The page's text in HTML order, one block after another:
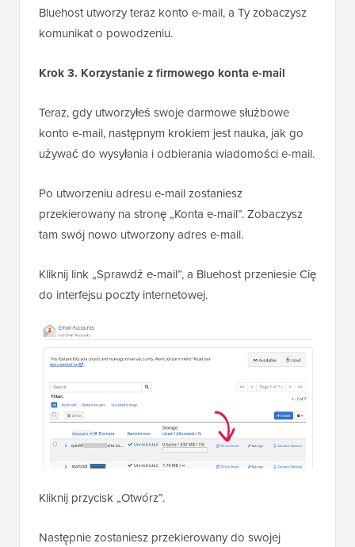
Bluehost utworzy teraz konto e-mail, a Ty zobaczysz
komunikat o powodzeniu.
Krok 3. Korzystanie z firmowego konta e-mail
Teraz, gdy utworzyłeś swoje darmowe służbowe
konto e-mail, następnym krokiem jest nauka, jak go
używać do wysyłania i odbierania wiadomości e-mail.
Po utworzeniu adresu e-mail zostaniesz
przekierowany na stronę „Konta e-mail”. Zobaczysz
tam swój nowo utworzony adres e-mail.
Kliknij link „Sprawdź e-mail”, a Bluehost przeniesie Cię
do interfejsu poczty internetowej.
Kliknij przycisk „Otwórz”.
Następnie zostaniesz przekierowany do swojej